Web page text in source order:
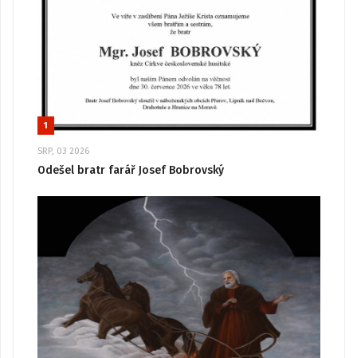
1
SRP, 03 2026
Odešel bratr farář Josef Bobrovský